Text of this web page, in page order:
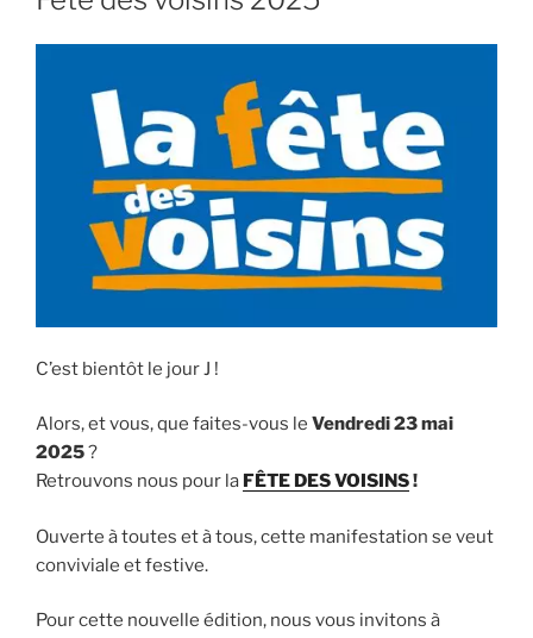
C’est bientôt le jour J !
Alors, et vous, que faites-vous le Vendredi 23 mai
2025?
Retrouvons nous pour la FÊTE DES VOISINS!
Ouverte à toutes et à tous, cette manifestation se veut
conviviale et festive.
Pour cette nouvelle édition, nous vous invitons à